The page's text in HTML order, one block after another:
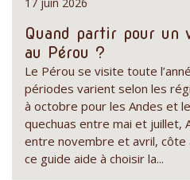
Quand partir pour un
au Pérou ?
Le Pérou se visite toute
périodes varient selon les
à octobre pour les Andes et
quechuas entre mai et juillet,
entre novembre et avril, côte
ce guide aide à choisir la...